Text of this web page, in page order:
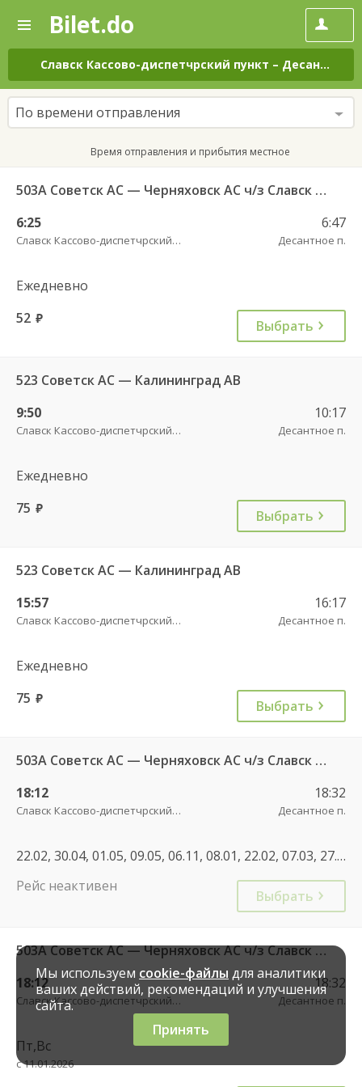
—
Поиск
и
покупка
билетов
на
автобус
онлайн
Bilet.do
Славск Кассово-диспетчрский пункт – Десантное п.
По времени отправления
Время отправления и прибытия местное
503А Советск АС — Черняховск АС ч/з Славск КДП, Большаково п.
6:25
Славск Кассово-диспетчрский пункт
6:47
Десантное п.
Ежедневно
52 руб. Выбрать
523 Советск АС — Калининград АВ
9:50
Славск Кассово-диспетчрский пункт
10:17
Десантное п.
Ежедневно
75 руб. Выбрать
523 Советск АС — Калининград АВ
15:57
Славск Кассово-диспетчрский пункт
16:17
Десантное п.
Ежедневно
75 руб. Выбрать
503А Советск АС — Черняховск АС ч/з Славск КДП, Большаково п.
18:12
Славск Кассово-диспетчрский пункт
18:32
Десантное п.
22.02, 30.04, 01.05, 09.05, 06.11, 08.01, 22.02, 07.03, 27.04, 01.05, 08.05, 12.05, 03.05, 05.05, 12.06, 11.06, 02.11, 04.11, 01.11, 08.01, 30.04, 07.05, 11.06, 01.11, 04.11
Рейс неактивен
Выбрать
503А Советск АС — Черняховск АС ч/з Славск КДП, Большаково п.
18:12
Славск Кассово-диспетчрский пункт
18:32
Десантное п.
Пт,Вс
с 11.01.2026
Мы используем cookie-файлы для аналитики
ваших действий, рекомендаций и улучшения
сайта.
Принять